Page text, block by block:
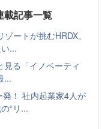
載記事一覧
ートが挑むHRDX。
...
る「イノベーティ
...
発！ 社内起業家4人が
“リ...